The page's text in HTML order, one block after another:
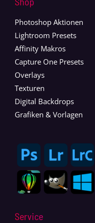
Photoshop Aktionen
Lightroom Presets
Affinity Makros
Capture One Presets
Overlays
Texturen
Digital Backdrops
Grafiken & Vorlagen
Service